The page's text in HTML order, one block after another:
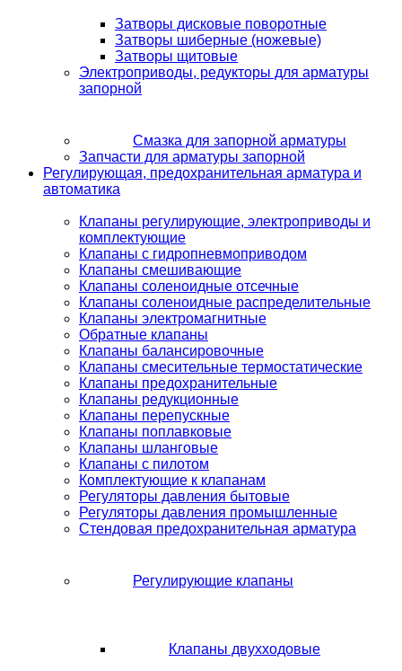
Затворы дисковые поворотные
Затворы шиберные (ножевые)
Затворы щитовые
Электроприводы, редукторы для арматуры
запорной
Смазка для запорной арматуры
Запчасти для арматуры запорной
Регулирующая, предохранительная арматура и
автоматика
Клапаны регулирующие, электроприводы и
комплектующие
Клапаны с гидропневмоприводом
Клапаны смешивающие
Клапаны соленоидные отсечные
Клапаны соленоидные распределительные
Клапаны электромагнитные
Обратные клапаны
Клапаны балансировочные
Клапаны смесительные термостатические
Клапаны предохранительные
Клапаны редукционные
Клапаны перепускные
Клапаны поплавковые
Клапаны шланговые
Клапаны с пилотом
Комплектующие к клапанам
Регуляторы давления бытовые
Регуляторы давления промышленные
Стендовая предохранительная арматура
Регулирующие клапаны
Клапаны двухходовые